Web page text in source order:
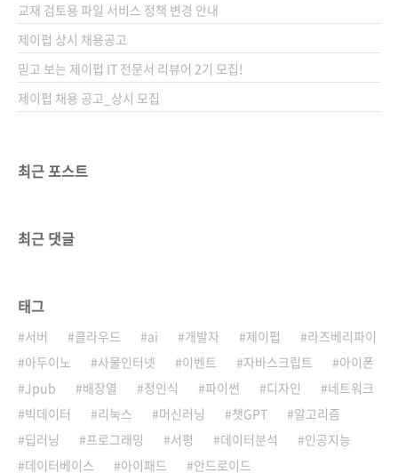
교재 검토용 파일 서비스 정책 변경 안내
제이펍 상시 채용공고
믿고 보는 제이펍 IT 전문서 리뷰어 2기 모집!
제이펍 채용 공고_상시 모집
최근 포스트
최근 댓글
태그
서버 클라우드 ai 개발자 제이펍
라즈베리파이
아두이노
사물인터넷 이벤트 자바스크립트
아이폰
Jpub
배장열 정인식 파이썬 디자인
네트워크
빅데이터
리눅스 머신러닝 챗GPT
알고리즘
딥러닝
프로그래밍 서평 데이터분석
인공지능
데이터베이스
아이패드 안드로이드